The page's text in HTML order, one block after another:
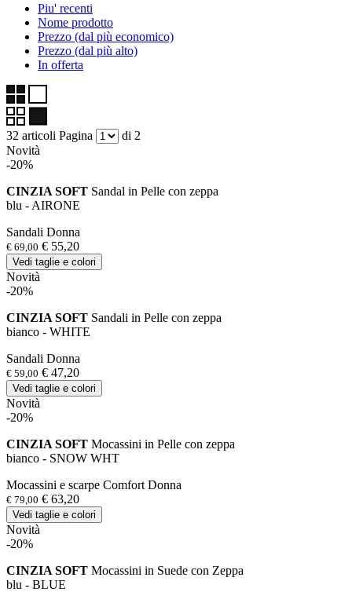
Piu' recenti
Nome prodotto
Prezzo (dal più economico)
Prezzo (dal più alto)
In offerta
32 articoli Pagina
di 2
Novità
-20%
CINZIA SOFT Sandal in Pelle con zeppa
blu - AIRONE
Sandali Donna
€ 69,00 € 55,20
Vedi taglie e colori
Novità
-20%
CINZIA SOFT Sandali in Pelle con zeppa
bianco - WHITE
Sandali Donna
€ 59,00 € 47,20
Vedi taglie e colori
Novità
-20%
CINZIA SOFT Mocassini in Pelle con zeppa
bianco - SNOW WHT
Mocassini e scarpe Comfort Donna
€ 79,00 € 63,20
Vedi taglie e colori
Novità
-20%
CINZIA SOFT Mocassini in Suede con Zeppa
blu - BLUE